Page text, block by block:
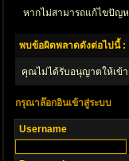
หากไม่สามารถแก้ไขปัญ
พบข้อผิดพลาดดังต่อไปนี้ :
คุณไม่ได้รับอนุญาตให้เข้
กรุณาล๊อกอินเข้าสู่ระบบ
Username